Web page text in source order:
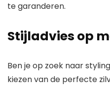
te garanderen.
Stijladvies op
Ben je op zoek naar
kiezen van de perfecte